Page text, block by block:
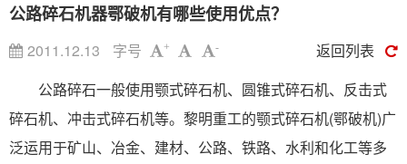
公路碎石机器鄂破机有哪些使用优点？
2011.12.13 字号 + -
返回列表
公路碎石一般使用颚式碎石机、圆锥式碎石机、反击式
碎石机、冲击式碎石机等。黎明重工的颚式碎石机(鄂破机)广
泛运用于矿山、冶金、建材、公路、铁路、水利和化工等多